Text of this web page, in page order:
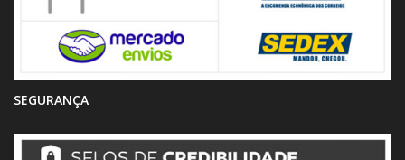
SEGURANÇA